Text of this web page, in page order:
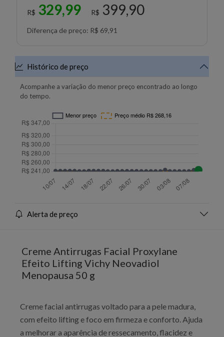
R$ 329,99 R$ 399,90
Diferença de preço: R$ 69,91
Histórico de preço
Acompanhe a variação do menor preço encontrado ao longo
do tempo.
Alerta de preço
Creme Antirrugas Facial Proxylane
Efeito Lifting Vichy Neovadiol
Menopausa 50 g
Creme facial antirrugas voltado para a pele madura,
com efeito lifting e foco em firmeza e conforto. Ajuda
a melhorar a aparência de ressecamento, flacidez e